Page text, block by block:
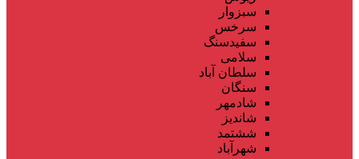
سبزوار
سرخس
سفیدسنگ
سلامی
سلطان آباد
سنگان
شادمهر
شاندیز
ششتمد
شهرآباد